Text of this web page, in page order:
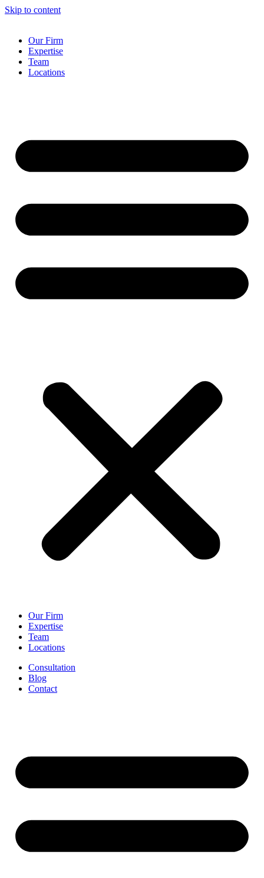
Skip to content
Our Firm
Expertise
Team
Locations
Our Firm
Expertise
Team
Locations
Consultation
Blog
Contact